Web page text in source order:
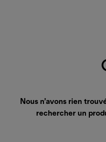
Nous n’avons rien
rechercher un